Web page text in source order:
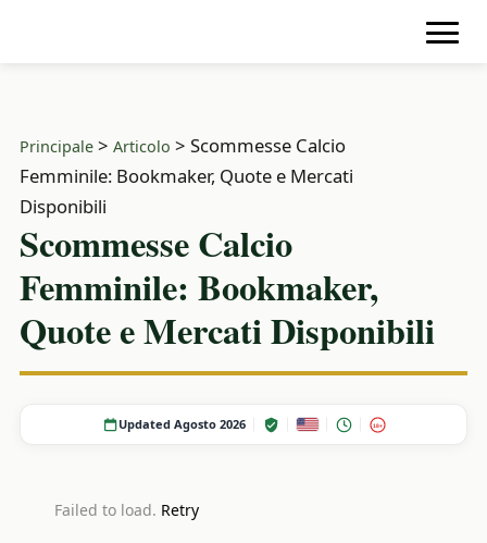
Principale > Articolo > Scommesse Calcio
Femminile: Bookmaker, Quote e Mercati
Disponibili
Scommesse Calcio
Femminile: Bookmaker,
Quote e Mercati Disponibili
Updated Agosto 2026 18+
Failed to load. Retry